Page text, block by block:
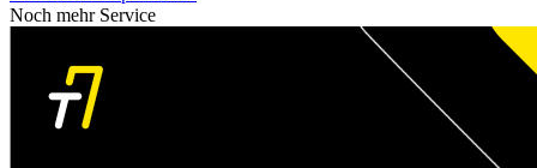
Noch mehr Service